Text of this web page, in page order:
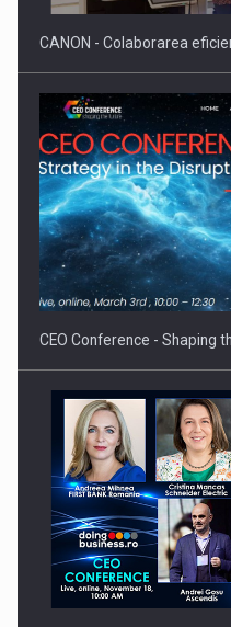
Proteinmaxxing and the
CANON - Colaborarea
CEO Conference - Shaping